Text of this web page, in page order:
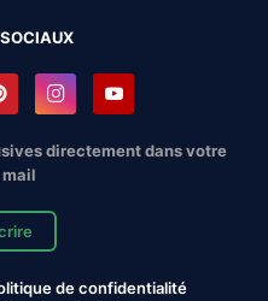
directement dans votre
de confidentialité